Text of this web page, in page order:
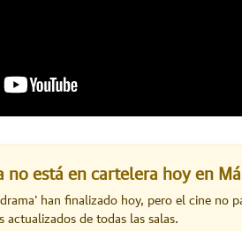
no está en cartelera hoy en
' han finalizado hoy, pero el cine no
actualizados de todas las salas.